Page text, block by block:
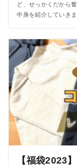
ど、せっかくだから
中身を紹介していきま
【福袋2023